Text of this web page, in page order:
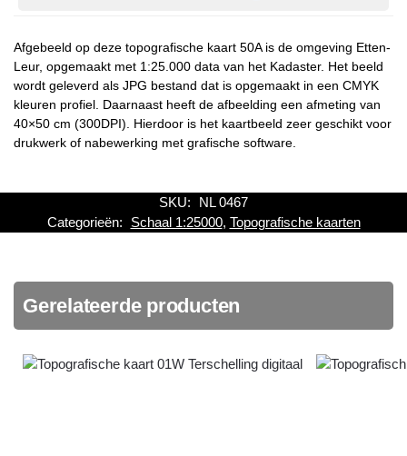
Afgebeeld op deze topografische kaart 50A is de omgeving Etten-
Leur, opgemaakt met 1:25.000 data van het Kadaster. Het beeld
wordt geleverd als JPG bestand dat is opgemaakt in een CMYK
kleuren profiel. Daarnaast heeft de afbeelding een afmeting van
40×50 cm (300DPI). Hierdoor is het kaartbeeld zeer geschikt voor
drukwerk of nabewerking met grafische software.
SKU:
NL 0467
Categorieën:
Schaal 1:25000, Topografische kaarten
Gerelateerde producten